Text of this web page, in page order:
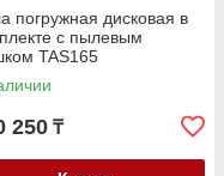
погружная дисковая в
с пылевым
TAS165
250 ₸